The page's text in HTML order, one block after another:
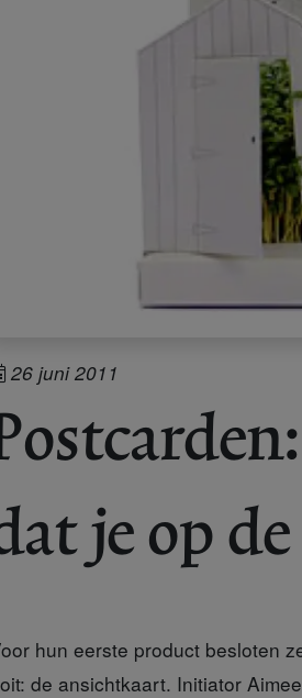
26 juni 2011
je op
hun eerste product besloten
de ansichtkaart. Initiator